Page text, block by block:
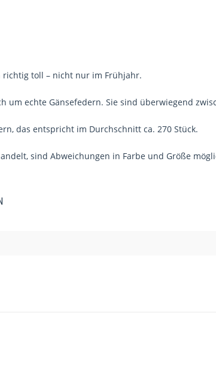
richtig toll – nicht nur im Frühjahr.
um echte Gänsefedern. Sie sind überwiegend
das entspricht im Durchschnitt ca. 270 Stück.
sind Abweichungen in Farbe und Größe